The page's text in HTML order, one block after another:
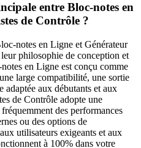
entre Bloc-notes en
de Contrôle ?
notes en Ligne et Générateur
philosophie de conception et
en Ligne est conçu comme
large compatibilité, une sortie
aux débutants et aux
de Contrôle adopte une
des performances
ou des options de
utilisateurs exigeants et aux
à 100% dans votre